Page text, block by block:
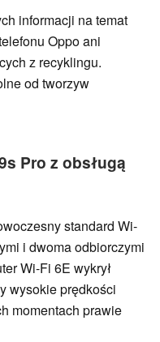
informacji na temat
Oppo ani
z recyklingu.
od tworzyw
Pro z obsługą
standard Wi-
i dwoma odbiorczymi
Wi-Fi 6E wykrył
wysokie prędkości
momentach prawie